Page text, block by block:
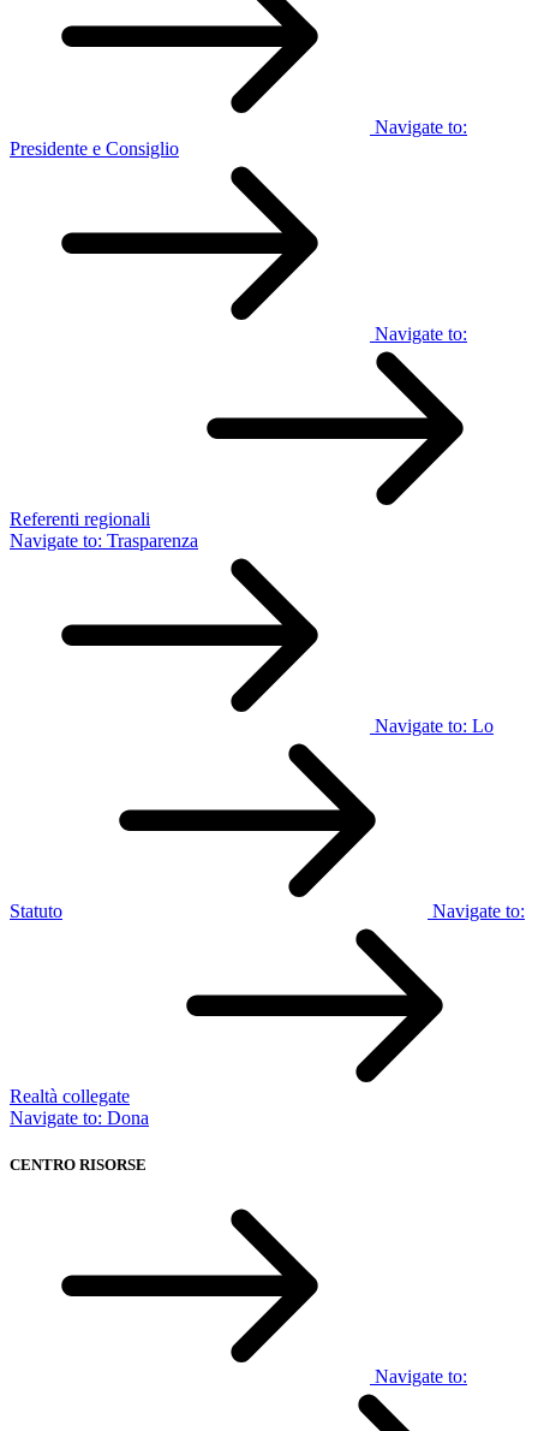
Navigate to:
Presidente e Consiglio
Navigate to:
Referenti regionali
Navigate to: Trasparenza
Navigate to: Lo
Statuto Navigate to:
Realtà collegate
Navigate to: Dona
CENTRO RISORSE
Navigate to: